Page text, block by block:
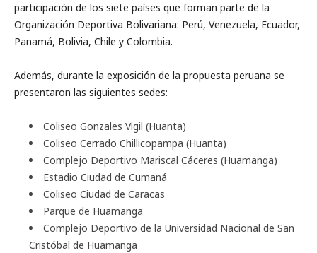
participación de los siete países que forman parte de la
Organización Deportiva Bolivariana: Perú, Venezuela, Ecuador,
Panamá, Bolivia, Chile y Colombia.
Además, durante la exposición de la propuesta peruana se
presentaron las siguientes sedes:
Coliseo Gonzales Vigil (Huanta)
Coliseo Cerrado Chillicopampa (Huanta)
Complejo Deportivo Mariscal Cáceres (Huamanga)
Estadio Ciudad de Cumaná
Coliseo Ciudad de Caracas
Parque de Huamanga
Complejo Deportivo de la Universidad Nacional de San
Cristóbal de Huamanga